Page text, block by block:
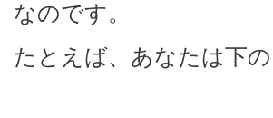
なのです。
たとえば、あなたは下